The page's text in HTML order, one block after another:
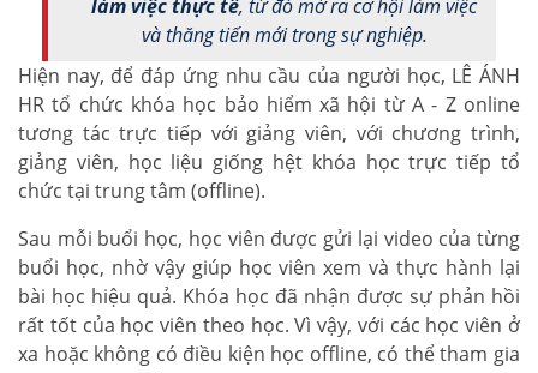
làm việc thực tế, từ đó mở ra cơ hội làm việc
và thăng tiến mới trong sự nghiệp.
Hiện nay, để đáp ứng nhu cầu của người học, LÊ ÁNH
HR tổ chức khóa học bảo hiểm xã hội từ A - Z online
tương tác trực tiếp với giảng viên, với chương trình,
giảng viên, học liệu giống hệt khóa học trực tiếp tổ
chức tại trung tâm (offline).
Sau mỗi buổi học, học viên được gửi lại video của từng
buổi học, nhờ vậy giúp học viên xem và thực hành lại
bài học hiệu quả. Khóa học đã nhận được sự phản hồi
rất tốt của học viên theo học. Vì vậy, với các học viên ở
xa hoặc không có điều kiện học offline, có thể tham gia